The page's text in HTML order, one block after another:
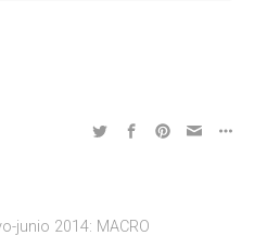
junio 2014: MACRO